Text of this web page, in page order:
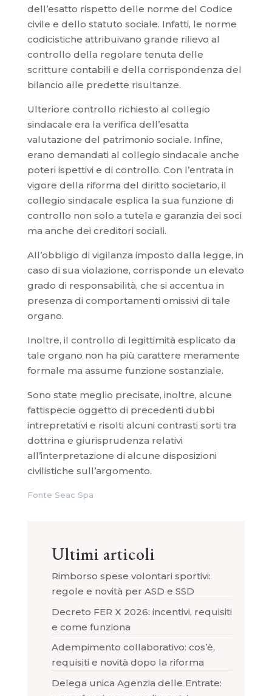
dell’esatto rispetto delle norme del Codice
civile e dello statuto sociale. Infatti, le norme
codicistiche attribuivano grande rilievo al
controllo della regolare tenuta delle
scritture contabili e della corrispondenza del
bilancio alle predette risultanze.
Ulteriore controllo richiesto al collegio
sindacale era la verifica dell’esatta
valutazione del patrimonio sociale. Infine,
erano demandati al collegio sindacale anche
poteri ispettivi e di controllo. Con l’entrata in
vigore della riforma del diritto societario, il
collegio sindacale esplica la sua funzione di
controllo non solo a tutela e garanzia dei soci
ma anche dei creditori sociali.
All’obbligo di vigilanza imposto dalla legge, in
caso di sua violazione, corrisponde un elevato
grado di responsabilità, che si accentua in
presenza di comportamenti omissivi di tale
organo.
Inoltre, il controllo di legittimità esplicato da
tale organo non ha più carattere meramente
formale ma assume funzione sostanziale.
Sono state meglio precisate, inoltre, alcune
fattispecie oggetto di precedenti dubbi
intrepretativi e risolti alcuni contrasti sorti tra
dottrina e giurisprudenza relativi
all’interpretazione di alcune disposizioni
civilistiche sull’argomento.
Fonte Seac Spa
Ultimi articoli
Rimborso spese volontari sportivi:
regole e novità per ASD e SSD
Decreto FER X 2026: incentivi, requisiti
e come funziona
Adempimento collaborativo: cos’è,
requisiti e novità dopo la riforma
Delega unica Agenzia delle Entrate: